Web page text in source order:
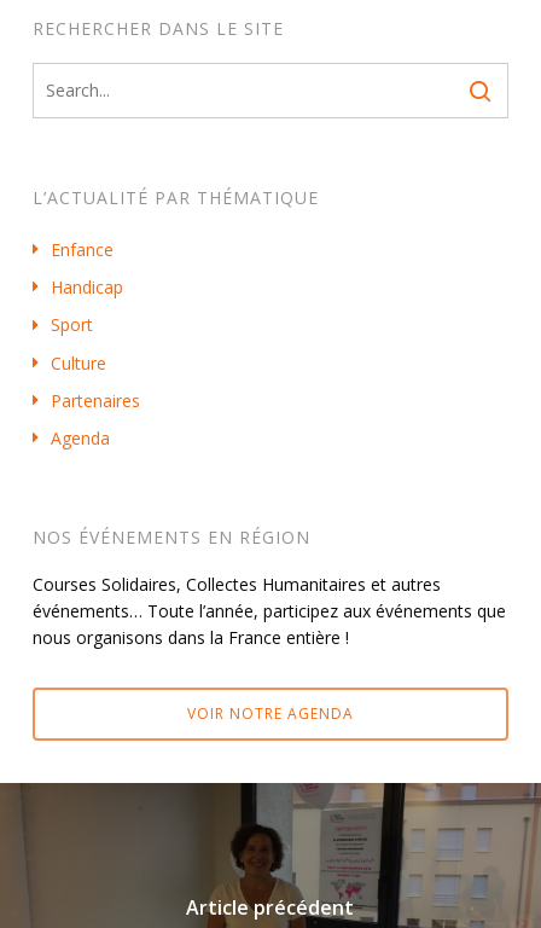
RECHERCHER DANS LE SITE
L’ACTUALITÉ PAR THÉMATIQUE
Enfance
Handicap
Sport
Culture
Partenaires
Agenda
NOS ÉVÉNEMENTS EN RÉGION
Courses Solidaires, Collectes Humanitaires et autres
événements… Toute l’année, participez aux événements que
nous organisons dans la France entière !
VOIR NOTRE AGENDA
Article précédent